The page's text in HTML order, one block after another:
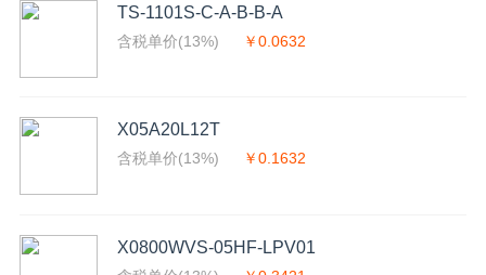
TS-1101S-C-A-B-B-A
含税单价(13%) ￥0.0632
X05A20L12T
含税单价(13%) ￥0.1632
X0800WVS-05HF-LPV01